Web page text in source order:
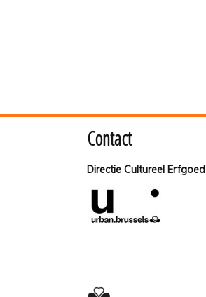
Contact
Directie Cultureel Erfgoed